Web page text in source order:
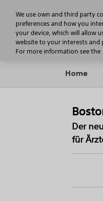
Home
Der
für
We use own and third party
preferences and how you
your device, which will allow
website to your interests and
For more information see the